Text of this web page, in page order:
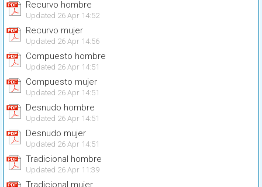
Recurvo hombre
Updated 26 Apr 14:52
Recurvo mujer
Updated 26 Apr 14:56
Compuesto hombre
Updated 26 Apr 14:51
Compuesto mujer
Updated 26 Apr 14:51
Desnudo hombre
Updated 26 Apr 14:51
Desnudo mujer
Updated 26 Apr 14:51
Tradicional hombre
Updated 26 Apr 11:39
Tradicional mujer